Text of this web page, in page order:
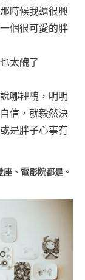
時候我還很興
個很可愛的胖
太醜了
哪裡醜，明明
信，就毅然決
是胖子心事有
、電影院都是。